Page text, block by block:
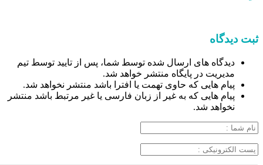
ثبت دیدگاه
دیدگاه های ارسال شده توسط شما، پس از تایید توسط تیم
مدیریت در پایگاه منتشر خواهد شد.
پیام هایی که حاوی تهمت یا افترا باشد منتشر نخواهد شد.
پیام هایی که به غیر از زبان فارسی یا غیر مرتبط باشد منتشر
نخواهد شد.